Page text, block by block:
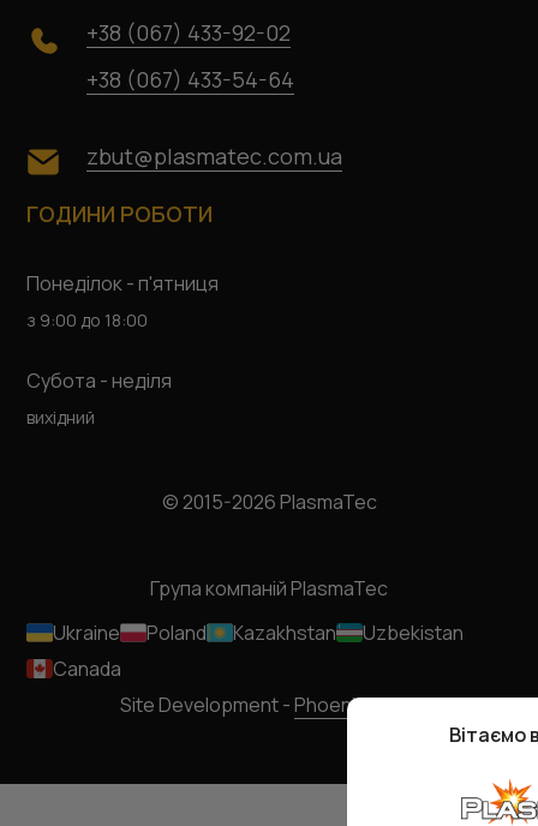
+38 (067) 433-92-02
+38 (067) 433-54-64
zbut@plasmatec.com.ua
ГОДИНИ РОБОТИ
Понеділок - п'ятниця
з 9:00 до 18:00
Субота - неділя
вихідний
© 2015-2026 PlasmaTec
Група компаній PlasmaTec
Ukraine
Poland Kazakhstan
Uzbekistan
Canada
Site Development -Phoenixmedia
Вітаємо